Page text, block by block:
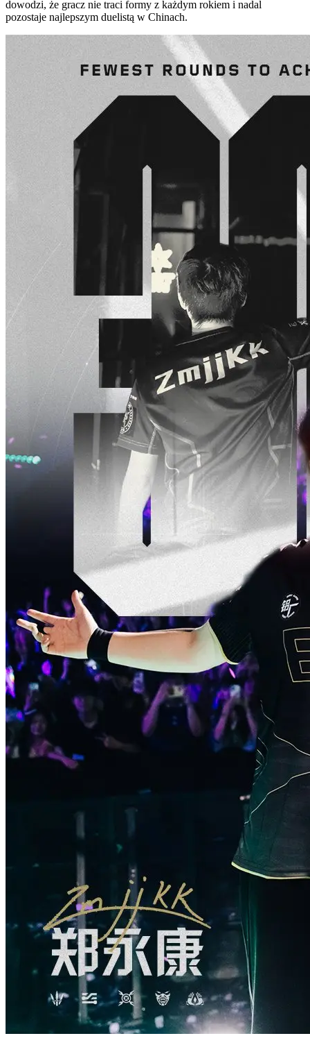
dowodzi, że gracz nie traci formy z każdym rokiem i nadal
pozostaje najlepszym duelistą w Chinach.